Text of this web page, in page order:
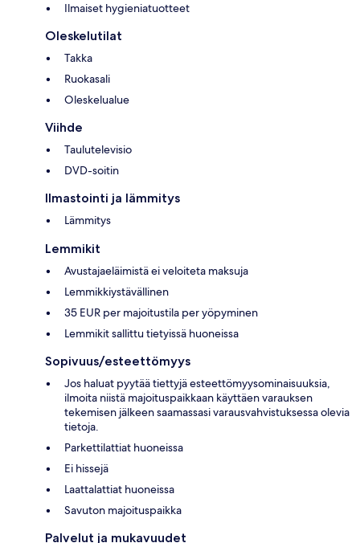
Ilmaiset hygieniatuotteet
Oleskelutilat
Takka
Ruokasali
Oleskelualue
Viihde
Taulutelevisio
DVD-soitin
Ilmastointi ja lämmitys
Lämmitys
Lemmikit
Avustajaeläimistä ei veloiteta maksuja
Lemmikkiystävällinen
35 EUR per majoitustila per yöpyminen
Lemmikit sallittu tietyissä huoneissa
Sopivuus/esteettömyys
Jos haluat pyytää tiettyjä esteettömyysominaisuuksia,
ilmoita niistä majoituspaikkaan käyttäen varauksen
tekemisen jälkeen saamassasi varausvahvistuksessa olevia
tietoja.
Parkettilattiat huoneissa
Ei hissejä
Laattalattiat huoneissa
Savuton majoituspaikka
Palvelut ja mukavuudet